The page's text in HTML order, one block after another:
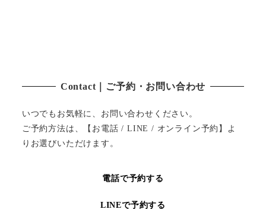
Contact｜ご予約・お問い合わせ
いつでもお気軽に、お問い合わせください。
ご予約方法は、【お電話 / LINE / オンライン予約】よ
りお選びいただけます。
電話で予約する
LINEで予約する